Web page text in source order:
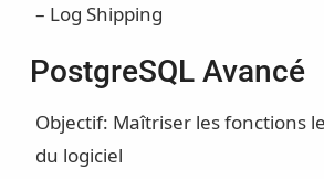
– Log Shipping
PostgreSQL Avancé
Objectif: Maîtriser les fonctions
du logiciel